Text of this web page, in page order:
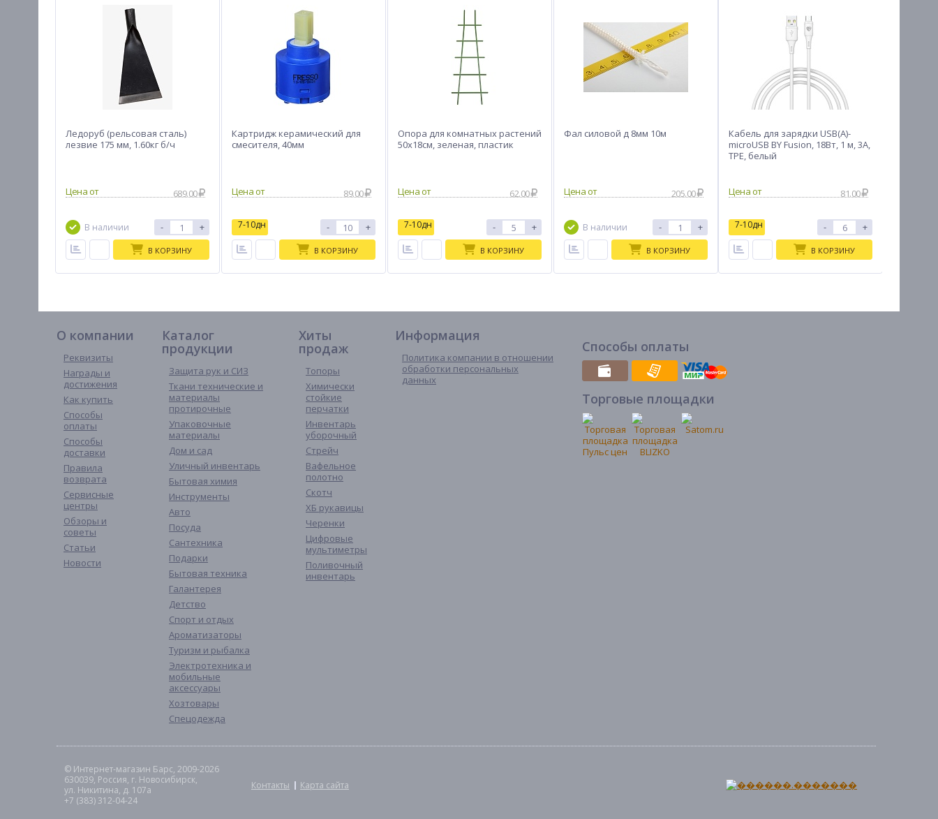
Ледоруб (рельсовая сталь)
лезвие 175 мм, 1.60кг б/ч
689.00
В наличии - +
В КОРЗИНУ
Картридж керамический для
смесителя, 40мм
89.00
7-10дн - +
В КОРЗИНУ
Опора для комнатных растений
50х18см, зеленая, пластик
62.00
7-10дн - +
В КОРЗИНУ
Фал силовой д 8мм 10м
205.00
В наличии - +
В КОРЗИНУ
Кабель для зарядки USB(A)-
microUSB BY Fusion, 18Вт, 1 м, 3A,
TPE, белый
81.00
7-10дн - +
В КОРЗИНУ
О компании
Реквизиты
Награды и
достижения
Как купить
Способы
оплаты
Способы
доставки
Правила
возврата
Сервисные
центры
Обзоры и
советы
Статьи
Новости
Каталог
продукции
Защита рук и СИЗ
Ткани технические и
материалы
протирочные
Упаковочные
материалы
Дом и сад
Уличный инвентарь
Бытовая химия
Инструменты
Авто
Посуда
Сантехника
Подарки
Бытовая техника
Галантерея
Детство
Спорт и отдых
Ароматизаторы
Туризм и рыбалка
Электротехника и
мобильные
аксессуары
Хозтовары
Спецодежда
Хиты
продаж
Топоры
Химически
стойкие
перчатки
Инвентарь
уборочный
Стрейч
Вафельное
полотно
Скотч
ХБ рукавицы
Черенки
Цифровые
мультиметры
Поливочный
инвентарь
Информация
Политика компании в отношении
обработки персональных
данных
Способы оплаты
Торговые площадки
© Интернет-магазин Барс, 2009-2026
630039, Россия, г. Новосибирск,
ул. Никитина, д. 107а
+7 (383) 312-04-24
Контакты Карта сайта